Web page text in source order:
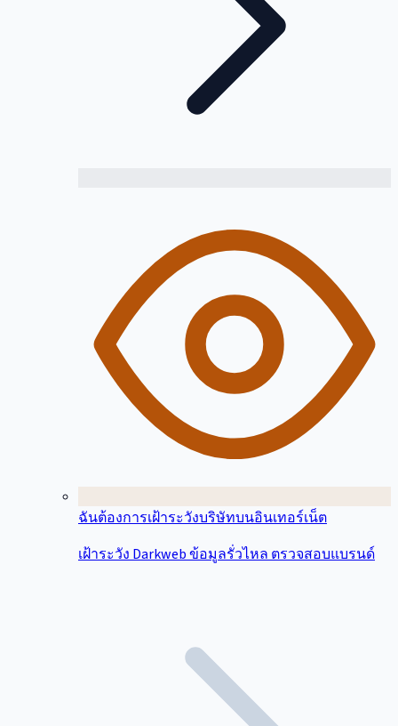
ฉันต้องการเฝ้าระวังบริษัทบนอินเทอร์เน็ต
เฝ้าระวัง Darkweb ข้อมูลรั่วไหล ตรวจสอบแบรนด์